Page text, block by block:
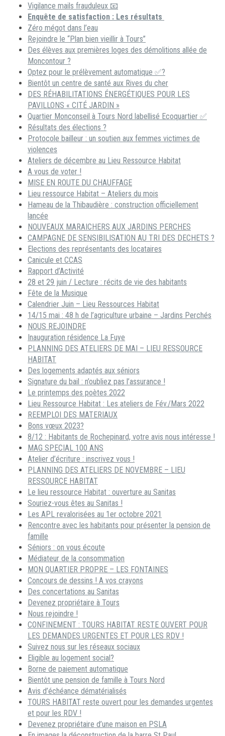
Vigilance mails frauduleux 📧
Enquête de satisfaction : Les résultats
Zéro mégot dans l’eau
Rejoindre le “Plan bien vieillir à Tours”
Des élèves aux premières loges des démolitions allée de
Moncontour ?
Optez pour le prélèvement automatique ✅?
Bientôt un centre de santé aux Rives du cher
DES RÉHABILITATIONS ÉNERGÉTIQUES POUR LES
PAVILLONS « CITÉ JARDIN »
Quartier Monconseil à Tours Nord labellisé Ecoquartier ✅
Résultats des élections ?
Protocole bailleur : un soutien aux femmes victimes de
violences
Ateliers de décembre au Lieu Ressource Habitat
A vous de voter !
MISE EN ROUTE DU CHAUFFAGE
Lieu ressource Habitat – Ateliers du mois
Hameau de la Thibaudière : construction officiellement
lancée
NOUVEAUX MARAICHERS AUX JARDINS PERCHES
CAMPAGNE DE SENSIBILISATION AU TRI DES DECHETS ?
Elections des représentants des locataires
Canicule et CCAS
Rapport d’Activité
28 et 29 juin / Lecture : récits de vie des habitants
Fête de la Musique
Calendrier Juin – Lieu Ressources Habitat
14/15 mai : 48 h de l’agriculture urbaine – Jardins Perchés
NOUS REJOINDRE
Inauguration résidence La Fuye
PLANNING DES ATELIERS DE MAI – LIEU RESSOURCE
HABITAT
Des logements adaptés aux séniors
Signature du bail : n’oubliez pas l’assurance !
Le printemps des poètes 2022
Lieu Ressource Habitat : Les ateliers de Fév./Mars 2022
REEMPLOI DES MATERIAUX
Bons vœux 2023?
8/12 : Habitants de Rochepinard, votre avis nous intéresse !
MAG SPECIAL 100 ANS
Atelier d’écriture : inscrivez vous !
PLANNING DES ATELIERS DE NOVEMBRE – LIEU
RESSOURCE HABITAT
Le lieu ressource Habitat : ouverture au Sanitas
Souriez-vous êtes au Sanitas !
Les APL revalorisées au 1er octobre 2021
Rencontre avec les habitants pour présenter la pension de
famille
Séniors : on vous écoute
Médiateur de la consommation
MON QUARTIER PROPRE – LES FONTAINES
Concours de dessins ! A vos crayons
Des concertations au Sanitas
Devenez propriétaire à Tours
Nous rejoindre !
CONFINEMENT : TOURS HABITAT RESTE OUVERT POUR
LES DEMANDES URGENTES ET POUR LES RDV !
Suivez nous sur les réseaux sociaux
Eligible au logement social?
Borne de paiement automatique
Bientôt une pension de famille à Tours Nord
Avis d’échéance dématérialisés
TOURS HABITAT reste ouvert pour les demandes urgentes
et pour les RDV !
Devenez propriétaire d’une maison en PSLA